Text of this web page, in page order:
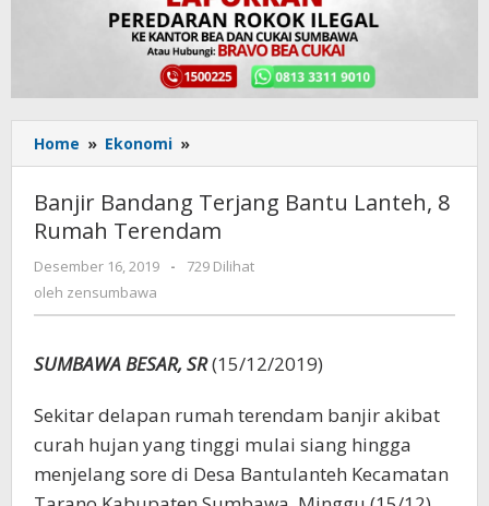
Home » Ekonomi »
Bandang
Bantu
Lanteh,
8
Banjir Bandang Terjang Bantu Lanteh, 8
Rumah Terendam
Desember 16, 2019
oleh
-
729 Dilihat
oleh zensumbawa
SUMBAWA BESAR, SR(15/12/2019)
Sekitar delapan rumah terendam banjir akibat
curah hujan yang tinggi mulai siang hingga
menjelang sore di Desa Bantulanteh Kecamatan